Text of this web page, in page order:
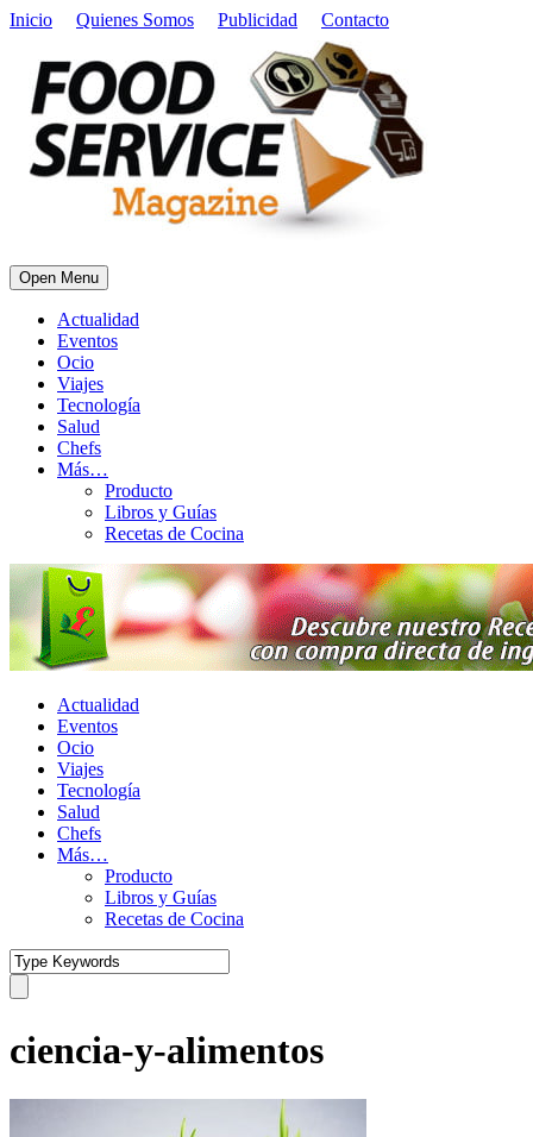
Inicio Quienes Somos Publicidad Contacto
Open Menu
Actualidad
Eventos
Ocio
Viajes
Tecnología
Salud
Chefs
Más…
Producto
Libros y Guías
Recetas de Cocina
Actualidad
Eventos
Ocio
Viajes
Tecnología
Salud
Chefs
Más…
Producto
Libros y Guías
Recetas de Cocina
ciencia-y-alimentos